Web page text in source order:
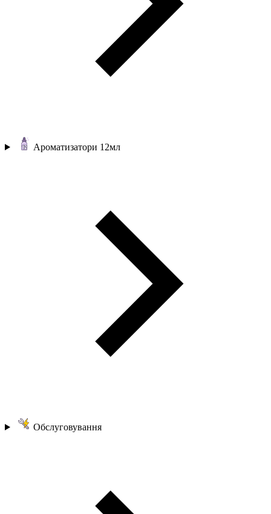
Ароматизатори 12мл
Обслуговування